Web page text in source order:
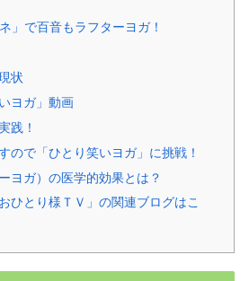
」で百音もラフターヨガ！
状
ヨガ」動画
践！
ので「ひとり笑いヨガ」に挑戦！
ヨガ）の医学的効果とは？
ひとり様ＴＶ」の関連ブログはこ